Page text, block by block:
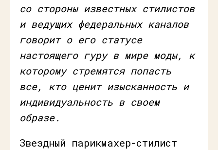
со стороны известных стилистов
и ведущих федеральных каналов
говорит о его статусе
настоящего гуру в мире моды, к
которому стремятся попасть
все, кто ценит изысканность и
индивидуальность в своем
образе.
Звездный парикмахер-стилист